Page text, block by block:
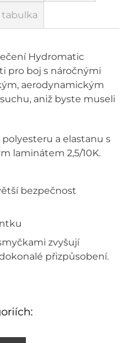
Hydromatic
pro boj s náročnými
aerodynamickým
aniž byste museli
a elastanu s
laminátem 2,5/10K.
bezpečnost
zvyšují
přizpůsobení.